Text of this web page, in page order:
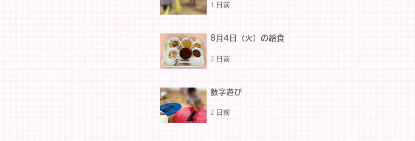
1 日前
8月4日（火）の給食
2 日前
数字遊び
2 日前